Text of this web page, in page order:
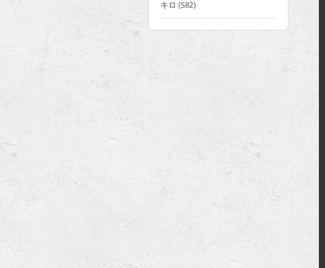
キロ (S82)